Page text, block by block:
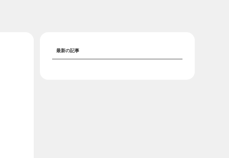
最新の記事